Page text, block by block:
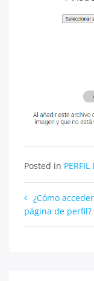
Posted in
de
¿Cómo
página de perfil?